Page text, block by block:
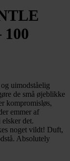
uimodståelig
de små øjeblikke
kompromisløs,
emmer af
det.
noget vildt! Duft,
Absolutely